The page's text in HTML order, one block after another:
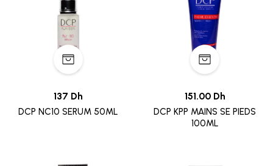
137 Dh
DCP NC10 SERUM 50ML
151.00 Dh
DCP KPP MAINS SE PIEDS
100ML